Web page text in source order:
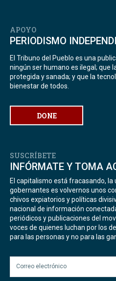
APOYO
PERIODISMO
El Tribuno del Pueblo es una
ningún ser humano es ilegal; que
protegida y sanada; y que la
bienestar de todos.
DONE
SUSCRÍBETE
INFÓRMATE Y TOMA
El capitalismo está fracasando, la
gobernantes es volvernos unos
chivos expiatorios y políticas
nacional de información
periódicos y publicaciones del
voces de quienes luchan por los
para las personas y no para las